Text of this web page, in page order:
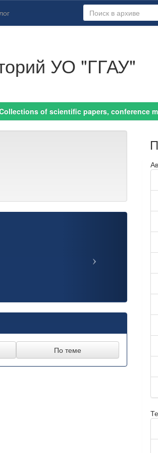
УО "ГГАУ"
of scientific papers, conference